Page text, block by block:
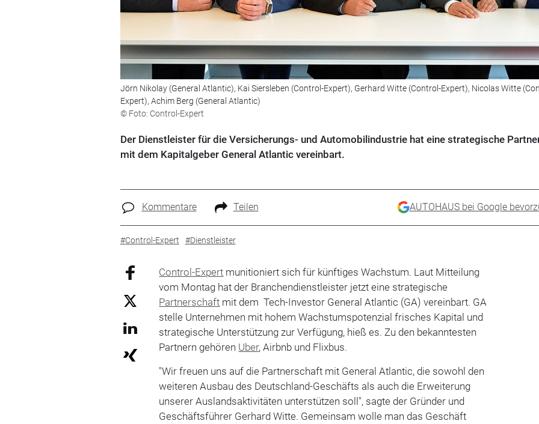
Jörn Nikolay (General Atlantic), Kai Siersleben (Control-Expert), Gerhard Witte (Control-Expert), Nicolas Witte
Expert), Achim Berg (General Atlantic)
© Foto: Control-Expert
Der Dienstleister für die Versicherungs- und Automobilindustrie hat eine strategische
mit dem Kapitalgeber General Atlantic vereinbart.
Kommentare Teilen AUTOHAUS bei Google
#Control-Expert #Dienstleister
Control-Expert munitioniert sich für künftiges Wachstum. Laut Mitteilung
vom Montag hat der Branchendienstleister jetzt eine strategische
Partnerschaft mit dem Tech-Investor General Atlantic (GA) vereinbart. GA
stelle Unternehmen mit hohem Wachstumspotenzial frisches Kapital und
strategische Unterstützung zur Verfügung, hieß es. Zu den bekanntesten
Partnern gehören Uber, Airbnb und Flixbus.
"Wir freuen uns auf die Partnerschaft mit General Atlantic, die sowohl den
weiteren Ausbau des Deutschland-Geschäfts als auch die Erweiterung
unserer Auslandsaktivitäten unterstützen soll", sagte der Gründer und
Geschäftsführer Gerhard Witte. Gemeinsam wolle man das Geschäft